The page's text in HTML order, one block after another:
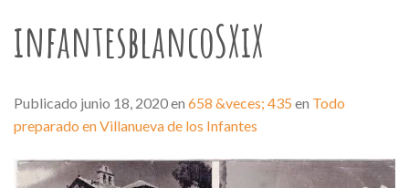
infantesblancoSXiX
Publicado junio 18, 2020en 658 &veces; 435 en Todo
preparado en Villanueva de los Infantes